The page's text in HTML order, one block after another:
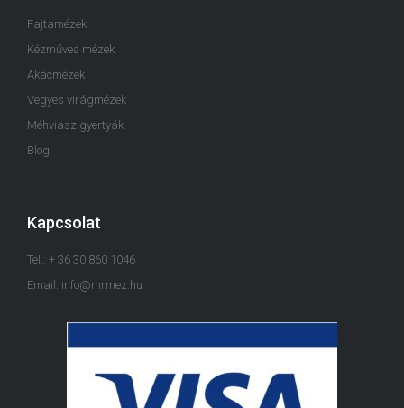
Fajtamézek
Kézműves mézek
Akácmézek
Vegyes virágmézek
Méhviasz gyertyák
Blog
Kapcsolat
Tel.: + 36 30 860 1046
Email: info@mrmez.hu